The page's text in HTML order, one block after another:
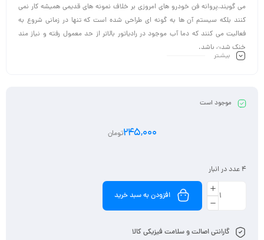
می گویند،پروانه فن خودرو های امروزی بر خلاف نمونه های قدیمی همیشه کار نمی
کنند بلکه سیستم آن ها به گونه ای طراحی شده است که تنها در زمانی شروع به
فعالیت می کنند که دما آب موجود در رادیاتور بالاتر از حد معمول رفته و نیاز مند
خنک شدن باشد.
بیشـتر
موجود است
245,000تومان
4 عدد در انبار
افزودن به سبد خرید
گارانتی اصالت و سلامت فیزیکی کالا